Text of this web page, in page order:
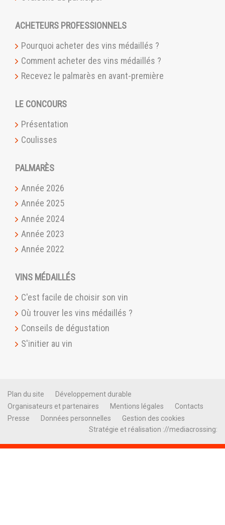
ACHETEURS PROFESSIONNELS
Pourquoi acheter des vins médaillés ?
Comment acheter des vins médaillés ?
Recevez le palmarès en avant-première
LE CONCOURS
Présentation
Coulisses
PALMARÈS
Année 2026
Année 2025
Année 2024
Année 2023
Année 2022
VINS MÉDAILLÉS
C'est facile de choisir son vin
Où trouver les vins médaillés ?
Conseils de dégustation
S'initier au vin
Plan du site
Développement durable
Organisateurs et partenaires
Mentions légales
Contacts
Presse
Données personnelles
Gestion des cookies
Stratégie et réalisation ://mediacrossing: